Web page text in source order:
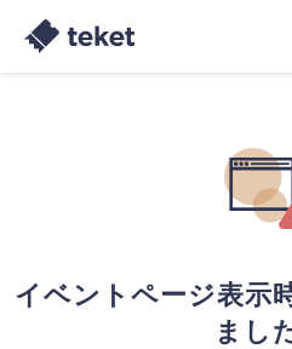
イベントページ表示
まし